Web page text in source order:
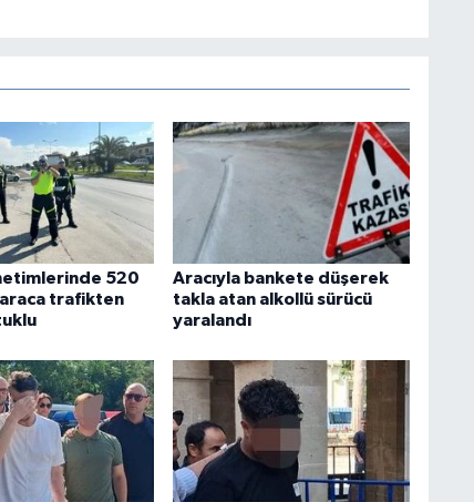
520
trafikten
Aracıyla bankete düşerek
takla atan alkollü sürücü
yaralandı